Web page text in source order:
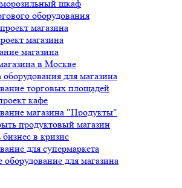
шкаф
оборудования
магазина
магазина
магазина
в Москве
для магазина
торговых площадей
кафе
магазина "Продукты"
продуктовый магазин
в кризис
для супермаркета
оборудование для магазина